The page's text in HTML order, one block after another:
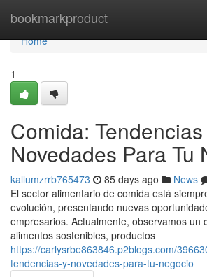
bookmarkproduct
Home
Home
1
Comida:
Novedades Para Tu
kallumzrrb765473 85 days ago News
El sector alimentario de comida está
evolución, presentando nuevas
empresarios. Actualmente, observamos un
alimentos sostenibles, productos
https://carlysrbe863846.p2blogs.com/
tendencias-y-novedades-para-tu-negocio